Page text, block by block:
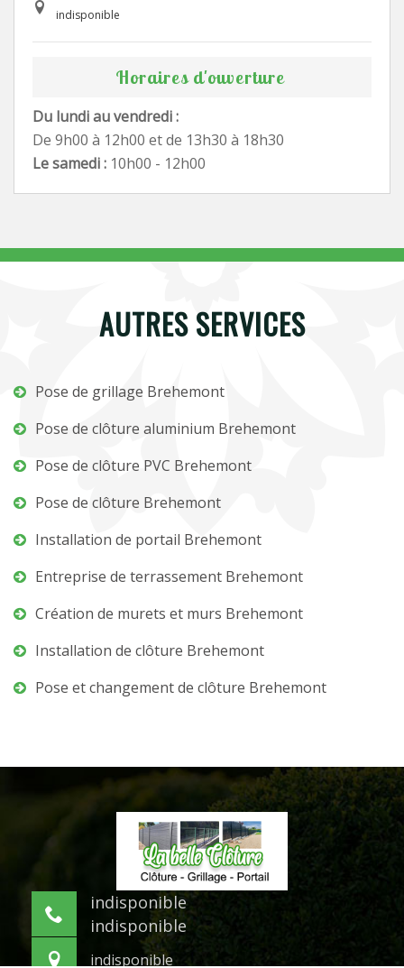
indisponible
Horaires d'ouverture
Du lundi au vendredi :
De 9h00 à 12h00 et de 13h30 à 18h30
Le samedi : 10h00 - 12h00
AUTRES SERVICES
Pose de grillage Brehemont
Pose de clôture aluminium Brehemont
Pose de clôture PVC Brehemont
Pose de clôture Brehemont
Installation de portail Brehemont
Entreprise de terrassement Brehemont
Création de murets et murs Brehemont
Installation de clôture Brehemont
Pose et changement de clôture Brehemont
indisponible
indisponible
indisponible